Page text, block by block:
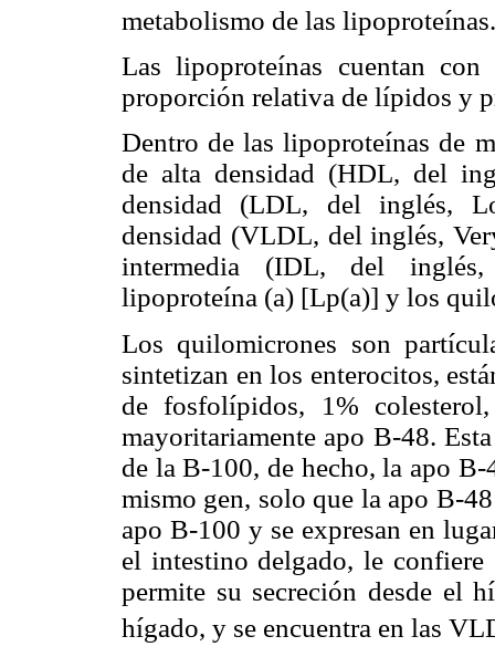
metabolismo de las lipoproteínas.
Las lipoproteínas cuentan
proporción relativa de lípidos y
Dentro de las lipoproteínas de
de alta densidad (HDL, del
densidad (LDL, del inglés,
densidad (VLDL, del inglés,
intermedia (IDL, del inglés,
lipoproteína (a) [Lp(a)] y los
Los quilomicrones son
sintetizan en los enterocitos,
de fosfolípidos, 1%
mayoritariamente apo B-48.
de la B-100, de hecho, la apo
mismo gen, solo que la apo B-
apo B-100 y se expresan en
el intestino delgado, le
permite su secreción desde el
hígado, y se encuentra en las